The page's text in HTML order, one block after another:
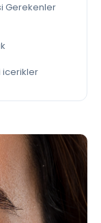
Gerekenler
icerikler